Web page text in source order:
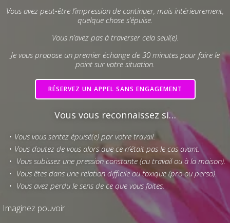
Vous avez peut-être l’impression de continuer, mais intérieurement,
quelque chose s’épuise.
Vous n’avez pas à traverser cela seul(e).
Je vous propose un premier échange de 30 minutes pour faire le
point sur votre situation.
RÉSERVEZ UN APPEL SANS ENGAGEMENT
Vous vous reconnaissez si…
Vous vous sentez épuisé(e) par votre travail.
Vous doutez de vous alors que ce n’était pas le cas avant.
Vous subissez une pression constante (au travail ou à la maison).
Vous êtes dans une relation difficile ou toxique (pro ou perso).
Vous avez perdu le sens de ce que vous faites.
Imaginez pouvoir :